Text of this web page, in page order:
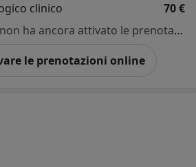
clinico
70 €
Questo dottore non ha ancora attivato le prenotazioni online presso questo indirizzo.
le prenotazioni online